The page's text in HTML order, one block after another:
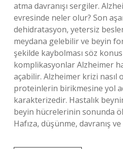
atma davranışı sergiler.
evresinde neler olur? Son
dehidratasyon, yetersiz
meydana gelebilir ve beyin
şekilde kaybolması söz
komplikasyonlar Alzheimer
açabilir. Alzheimer krizi nasıl
proteinlerin birikmesine yol
karakterizedir. Hastalık
beyin hücrelerinin sonunda
Hafıza, düşünme, davranış